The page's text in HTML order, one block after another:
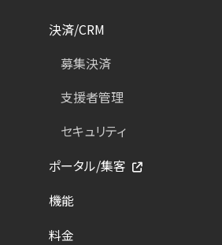
決済/CRM
募集決済
支援者管理
セキュリティ
ポータル/集客
機能
料金